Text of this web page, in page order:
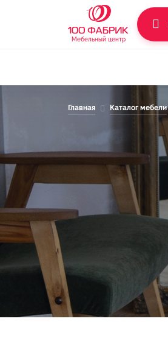
Мебельный центр
Главная Каталог мебели